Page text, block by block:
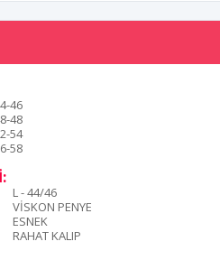
46
48
54
58
L - 44/46
VİSKON PENYE
ESNEK
RAHAT KALIP